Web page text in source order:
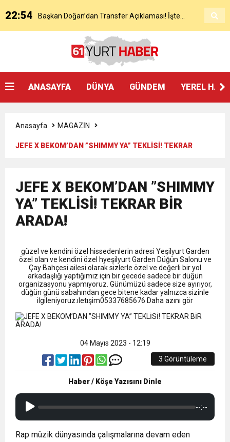
KAP’a Bildirdi
22:54 Başkan Doğan’dan Transfer Açıklaması! İşte
Mohamed Salah’ın Trabzon’da İlk Sözleri!
Bildirdi
20:05 Trabzonspor Muhammed Salah Transferini
18:59 Trabzonspor Mitongo Transferini KAP’a Bildirdi
22:58 Trabzonspor, Salah Transferinin Maliyetini
KAP’a Bildirdi
ANASAYFA DÜNYA GÜNDEM YEREL
Anasayfa MAGAZİN
JEFE X BEKOM’DAN ”SHIMMY YA” TEKLİSİ! TEKRAR
JEFE X BEKOM’DAN ”SHIMMY
YA” TEKLİSİ! TEKRAR BİR
ARADA!
güzel ve kendini özel hissedenlerin adresi Yeşilyurt Garden
özel olan ve kendini özel hyeşilyurt Garden Düğün Salonu ve
Çay Bahçesi ailesi olarak sizlerle özel ve değerli bir yol
arkadaşlığı yaptığımız için bir gecede sadece bir düğün
organizasyonu yapmıyoruz. Günümüzü sadece size ayırıyor,
düğün günü sabahından gece bitene kadar yalnızca sizinle
ilgileniyoruz.ıletışim05337685676 Daha azını gör
04 Mayıs 2023 - 12:19
3 Görüntüleme
Haber / Köşe Yazısını Dinle
--:--
Rap müzik dünyasında çalışmalarına devam eden